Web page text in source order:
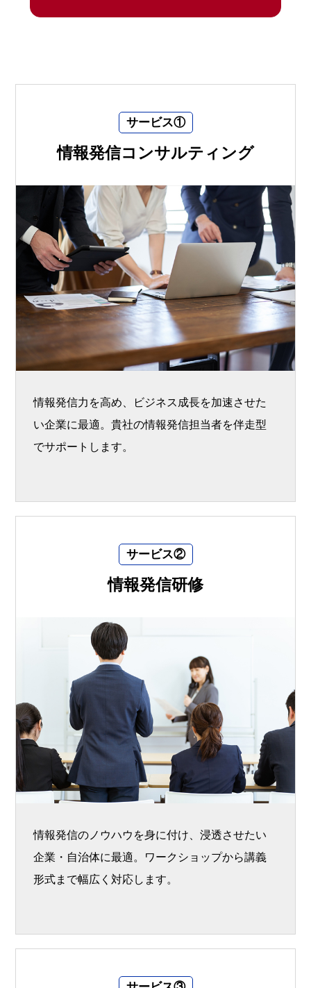
サービス①
情報発信コンサルティング
情報発信力を高め、ビジネス成長を加速させた
い企業に最適。貴社の情報発信担当者を伴走型
でサポートします。
サービス②
情報発信研修
情報発信のノウハウを身に付け、浸透させたい
企業・自治体に最適。ワークショップから講義
形式まで幅広く対応します。